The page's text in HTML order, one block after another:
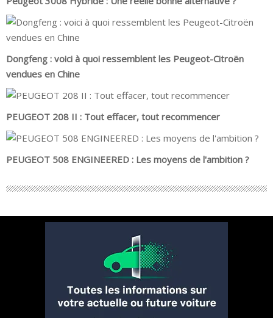
Dongfeng : voici à quoi ressemblent les Peugeot-Citroën
vendues en Chine
PEUGEOT 208 II : Tout effacer, tout recommencer
PEUGEOT 508 ENGINEERED : Les moyens de l'ambition ?